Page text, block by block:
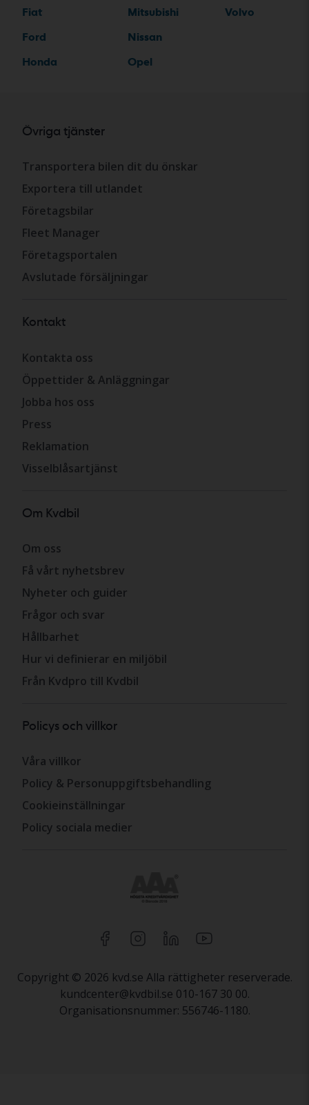
Fiat
Ford
Honda
Mitsubishi
Nissan
Opel
Volvo
Övriga tjänster
Transportera bilen dit du önskar
Exportera till utlandet
Företagsbilar
Fleet Manager
Företagsportalen
Avslutade försäljningar
Kontakt
Kontakta oss
Öppettider & Anläggningar
Jobba hos oss
Press
Reklamation
Visselblåsartjänst
Om Kvdbil
Om oss
Få vårt nyhetsbrev
Nyheter och guider
Frågor och svar
Hållbarhet
Hur vi definierar en miljöbil
Från Kvdpro till Kvdbil
Policys och villkor
Våra villkor
Policy & Personuppgiftsbehandling
Cookieinställningar
Policy sociala medier
Copyright © 2026 kvd.se Alla rättigheter reserverade.
kundcenter@kvdbil.se 010-167 30 00.
Organisationsnummer: 556746-1180.